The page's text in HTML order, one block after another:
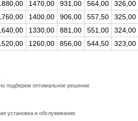
1470,00 931,00 564,00
326,00
1400,00 906,00 557,50
325,00
1330,00 881,00 551,00
324,00
1260,00 856,00 544,50 323,00
подберем оптимальное решение
установка и обслуживание